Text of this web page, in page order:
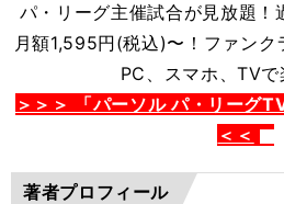
パ・リーグ主催試合が見放題！
月額1,595円(税込)〜！ファンク
PC、スマホ、TVで
＞＞＞ 「パーソル パ・リーグ
＜＜
著者プロフィール